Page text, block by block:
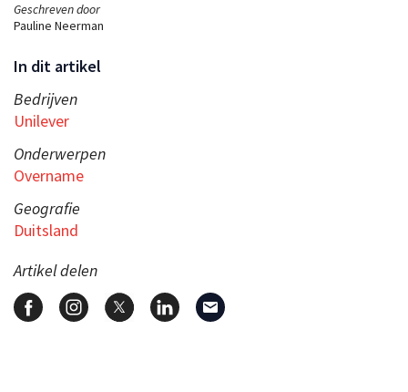
Geschreven door
Pauline Neerman
In dit artikel
Bedrijven
Unilever
Onderwerpen
Overname
Geografie
Duitsland
Artikel delen